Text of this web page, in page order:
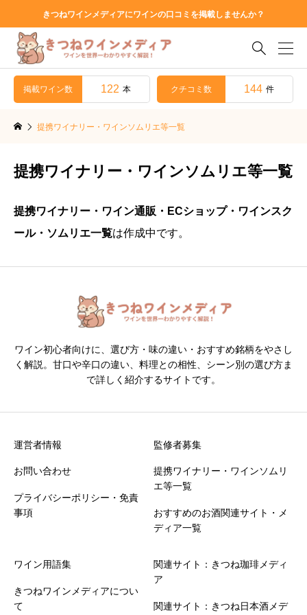
きつねワインメディアにワインの口コミを掲載しませんか？

掲載ワイン数 122 本 クチコミ数 144 件
提携ワイナリー・ワインソムリエ等一覧
提携ワイナリー・ワインソムリエ等一覧
提携ワイナリー・ワイン通販・ECショップ・ワインスク
ール・ソムリエ一覧は作成中です。
ワイン初心者向けに、選び方・味の違い・おすすめ銘柄をやさし
く解説。甘口や辛口の違い、料理との相性、シーン別の選び方ま
で詳しく紹介するサイトです。
運営者情報
お問い合わせ
プライバシーポリシー・免責
事項
監修者募集
提携ワイナリー・ワインソムリ
エ等一覧
おすすめのお酒関連サイト・メ
ディア一覧
ワイン用語集
きつねワインメディアについ
て
関連サイト：きつね珈琲メディ
ア
関連サイト：きつね日本酒メデ